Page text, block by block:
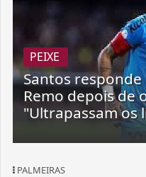
PEIXE
Santos
Remo depois de
"Ultrapassam os
PALMEIRAS